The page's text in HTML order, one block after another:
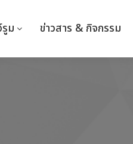
รูม ข่าวสาร & กิจกรรม
รูม ข่าวสาร & กิจกรรม